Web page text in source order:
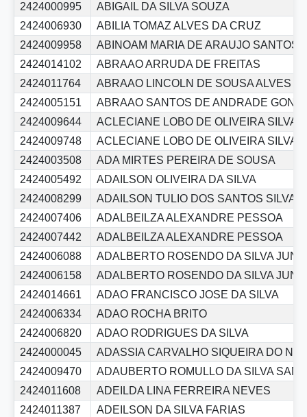
2424000995
ABIGAIL DA SILVA SOUZA
2424006930
ABILIA TOMAZ ALVES DA CRUZ
2424009958
ABINOAM MARIA DE ARAUJO SANTOS
2424014102
ABRAAO ARRUDA DE FREITAS
2424011764
ABRAAO LINCOLN DE SOUSA ALVES
2424005151
ABRAAO SANTOS DE ANDRADE
2424009644
ACLECIANE LOBO DE OLIVEIRA SILVA
2424009748
ACLECIANE LOBO DE OLIVEIRA SILVA
2424003508
ADA MIRTES PEREIRA DE SOUSA
2424005492
ADAILSON OLIVEIRA DA SILVA
2424008299
ADAILSON TULIO DOS SANTOS SILVA
2424007406
ADALBEILZA ALEXANDRE PESSOA
2424007442
ADALBEILZA ALEXANDRE PESSOA
2424006088
ADALBERTO ROSENDO DA SILVA
2424006158
ADALBERTO ROSENDO DA SILVA
2424014661
ADAO FRANCISCO JOSE DA SILVA
2424006334
ADAO ROCHA BRITO
2424006820
ADAO RODRIGUES DA SILVA
2424000045
ADASSIA CARVALHO SIQUEIRA DO
2424009470
ADAUBERTO ROMULLO DA SILVA
2424011608
ADEILDA LINA FERREIRA NEVES
2424011387
ADEILSON DA SILVA FARIAS